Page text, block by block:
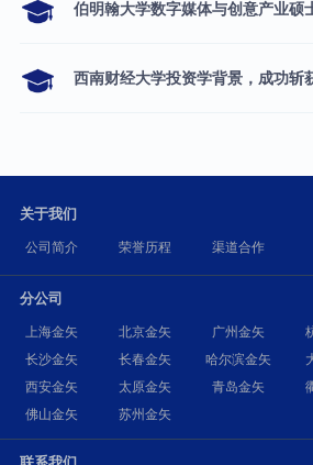
伯明翰大学数字媒体与创意产业硕
西南财经大学投资学背景，成功斩
关于我们
公司简介 荣誉历程 渠道合作
分公司
上海金矢 北京金矢 广州金矢
长沙金矢
长春金矢 哈尔滨金矢
西安金矢
太原金矢 青岛金矢
佛山金矢
苏州金矢